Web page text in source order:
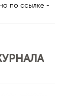
по ссылке -